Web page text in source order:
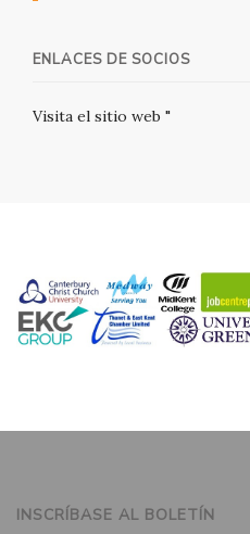
ENLACES DE SOCIOS
Visita el sitio web "
INSCRÍBASE AL BOLETÍN